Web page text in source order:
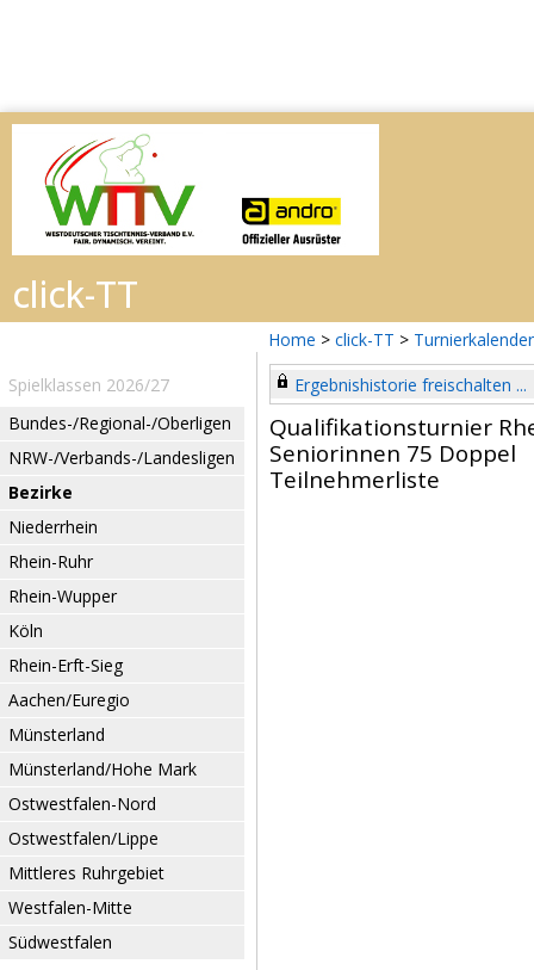
Home > click-TT > Turnierkalender
Spielklassen 2026/27
Bundes-/Regional-/Oberligen
NRW-/Verbands-/Landesligen
Bezirke
Niederrhein
Rhein-Ruhr
Rhein-Wupper
Köln
Rhein-Erft-Sieg
Aachen/Euregio
Münsterland
Münsterland/Hohe Mark
Ostwestfalen-Nord
Ostwestfalen/Lippe
Mittleres Ruhrgebiet
Westfalen-Mitte
Südwestfalen
Ergebnishistorie freischalten ...
Qualifikationsturnier
Seniorinnen 75 Doppel
Teilnehmerliste